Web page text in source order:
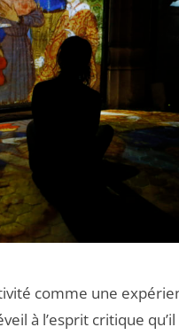
comme une
à l’esprit critique